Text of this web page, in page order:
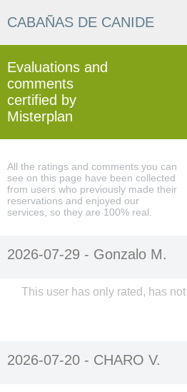
CABAÑAS DE CANIDE
Evaluations and
comments
certified by
Misterplan
All the ratings and comments you can
see on this page have been collected
from users who previously made their
reservations and enjoyed our
services, so they are 100% real.
2026-07-29 - Gonzalo M.
This user has only rated, has
2026-07-20 - CHARO V.